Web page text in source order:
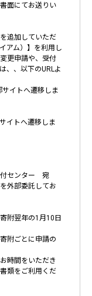
面にてお送りい
追加していただ
アム）】を利用し
更申請や、受付
、、以下のURLよ
イトへ遷移しま
イトへ遷移しま
付センター 宛
外部委託してお
附翌年の1月10日
附ごとに申請の
時間をいただき
類をご利用くだ